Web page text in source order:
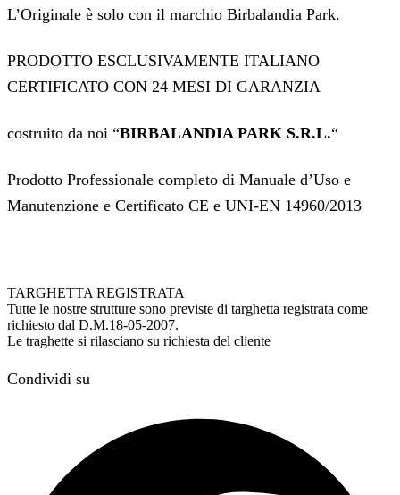
L’Originale è solo con il marchio Birbalandia Park.
PRODOTTO ESCLUSIVAMENTE ITALIANO
CERTIFICATO CON 24 MESI DI GARANZIA
costruito da noi “BIRBALANDIA PARK S.R.L.“
Prodotto Professionale completo di Manuale d’Uso e
Manutenzione e Certificato CE e UNI-EN 14960/2013
TARGHETTA REGISTRATA
Tutte le nostre strutture sono previste di targhetta registrata come
richiesto dal D.M.18-05-2007.
Le traghette si rilasciano su richiesta del cliente
Condividi su